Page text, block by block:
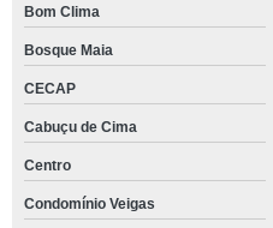
Bom Clima
Bosque Maia
CECAP
Cabuçu de Cima
Centro
Condomínio Veigas